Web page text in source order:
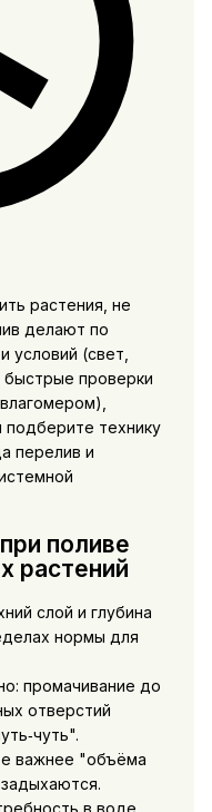
растения, не
делают по
условий (свет,
проверки
технику
перелив и
поливе
растений
слой и глубина
нормы для
промачивание до
отверстий
важнее "объёма